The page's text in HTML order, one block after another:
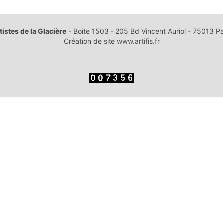
de la Glacière- Boite 1503 - 205 Bd Vincent Auriol - 75013
Création de site www.artifis.fr